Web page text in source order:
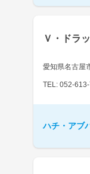
Ｖ・ドラ
愛知県名古屋
TEL: 052-613-
ハチ・アブ